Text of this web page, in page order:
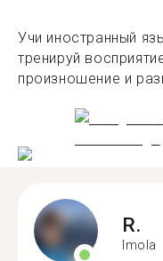
Учи иностранный
тренируй
произношение и
R.
Imola